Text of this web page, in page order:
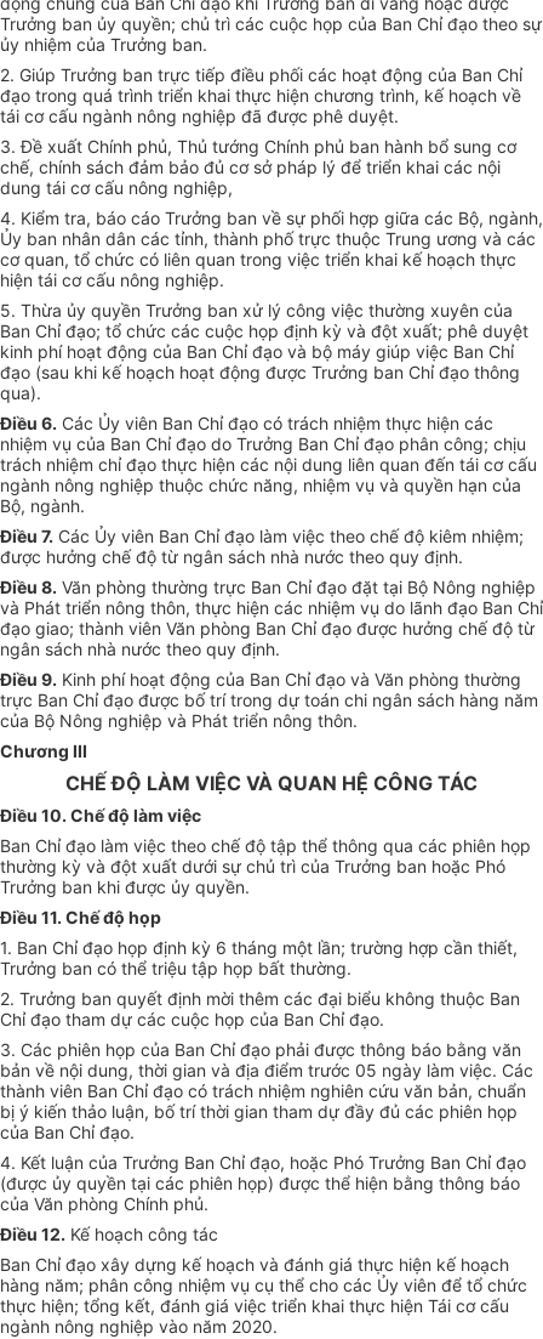
Trưởng ban ủy quyền; chủ trì các cuộc họp của Ban Chỉ đạo theo sự
ủy nhiệm của Trưởng ban.
2. Giúp Trưởng ban trực tiếp điều phối các hoạt động của Ban Chỉ
đạo trong quá trình triển khai thực hiện chương trình, kế hoạch về
tái cơ cấu ngành nông nghiệp đã được phê duyệt.
3. Đề xuất Chính phủ, Thủ tướng Chính phủ ban hành bổ sung cơ
chế, chính sách đảm bảo đủ cơ sở pháp lý để triển khai các nội
dung tái cơ cấu nông nghiệp,
4. Kiểm tra, báo cáo Trưởng ban về sự phối hợp giữa các Bộ, ngành,
Ủy ban nhân dân các tỉnh, thành phố trực thuộc Trung ương và các
cơ quan, tổ chức có liên quan trong việc triển khai kế hoạch thực
hiện tái cơ cấu nông nghiệp.
5. Thừa ủy quyền Trưởng ban xử lý công việc thường xuyên của
Ban Chỉ đạo; tổ chức các cuộc họp định kỳ và đột xuất; phê duyệt
kinh phí hoạt động của Ban Chỉ đạo và bộ máy giúp việc Ban Chỉ
đạo (sau khi kế hoạch hoạt động được Trưởng ban Chỉ đạo thông
qua).
Điều 6. Các Ủy viên Ban Chỉ đạo có trách nhiệm thực hiện các
nhiệm vụ của Ban Chỉ đạo do Trưởng Ban Chỉ đạo phân công; chịu
trách nhiệm chỉ đạo thực hiện các nội dung liên quan đến tái cơ cấu
ngành nông nghiệp thuộc chức năng, nhiệm vụ và quyền hạn của
Bộ, ngành.
Điều 7. Các Ủy viên Ban Chỉ đạo làm việc theo chế độ kiêm nhiệm;
được hưởng chế độ từ ngân sách nhà nước theo quy định.
Điều 8. Văn phòng thường trực Ban Chỉ đạo đặt tại Bộ Nông nghiệp
và Phát triển nông thôn, thực hiện các nhiệm vụ do lãnh đạo Ban Chỉ
đạo giao; thành viên Văn phòng Ban Chỉ đạo được hưởng chế độ từ
ngân sách nhà nước theo quy định.
Điều 9. Kinh phí hoạt động của Ban Chỉ đạo và Văn phòng thường
trực Ban Chỉ đạo được bố trí trong dự toán chi ngân sách hàng năm
của Bộ Nông nghiệp và Phát triển nông thôn.
Chương III
CHẾ ĐỘ LÀM VIỆC VÀ QUAN HỆ CÔNG TÁC
Điều 10. Chế độ làm việc
Ban Chỉ đạo làm việc theo chế độ tập thể thông qua các phiên họp
thường kỳ và đột xuất dưới sự chủ trì của Trưởng ban hoặc Phó
Trưởng ban khi được ủy quyền.
Điều 11. Chế độ họp
1. Ban Chỉ đạo họp định kỳ 6 tháng một lần; trường hợp cần thiết,
Trưởng ban có thể triệu tập họp bất thường.
2. Trưởng ban quyết định mời thêm các đại biểu không thuộc Ban
Chỉ đạo tham dự các cuộc họp của Ban Chỉ đạo.
3. Các phiên họp của Ban Chỉ đạo phải được thông báo bằng văn
bản về nội dung, thời gian và địa điểm trước 05 ngày làm việc. Các
thành viên Ban Chỉ đạo có trách nhiệm nghiên cứu văn bản, chuẩn
bị ý kiến thảo luận, bố trí thời gian tham dự đầy đủ các phiên họp
của Ban Chỉ đạo.
4. Kết luận của Trưởng Ban Chỉ đạo, hoặc Phó Trưởng Ban Chỉ đạo
(được ủy quyền tại các phiên họp) được thể hiện bằng thông báo
của Văn phòng Chính phủ.
Điều 12. Kế hoạch công tác
Ban Chỉ đạo xây dựng kế hoạch và đánh giá thực hiện kế hoạch
hàng năm; phân công nhiệm vụ cụ thể cho các Ủy viên để tổ chức
thực hiện; tổng kết, đánh giá việc triển khai thực hiện Tái cơ cấu
ngành nông nghiệp vào năm 2020.